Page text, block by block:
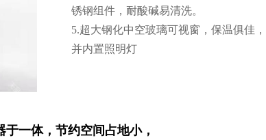
锈钢组件，耐酸碱易清洗。
5.超大钢化中空玻璃可视窗，保温俱佳
并内置照明灯
一体，节约空间占地小，